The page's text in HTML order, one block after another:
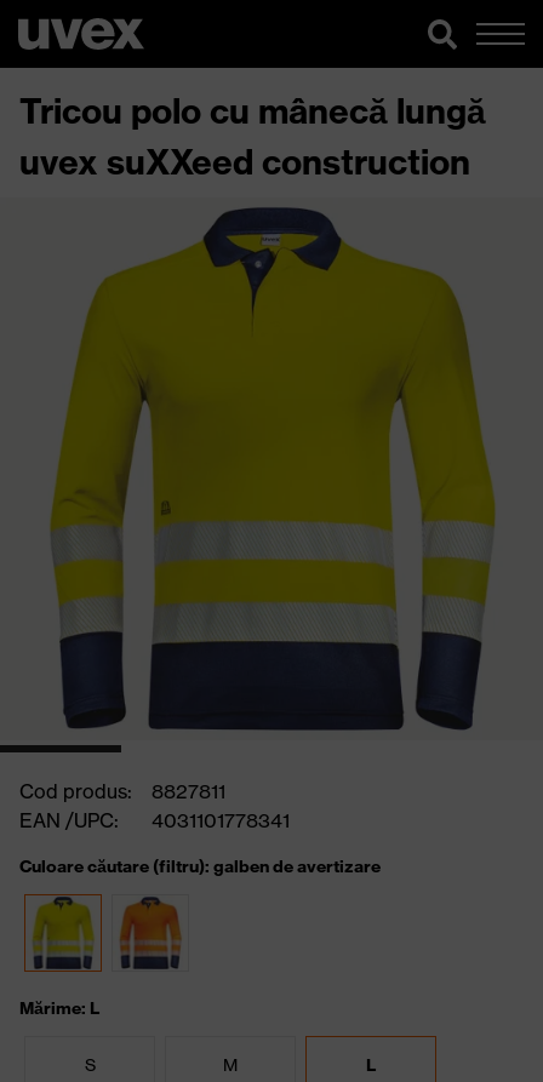
Tricou polo cu mânecă lungă
uvex suXXeed construction
Cod produs:
8827811
EAN /UPC:
4031101778341
Culoare căutare (filtru): galben de avertizare
Mărime: L
S M L